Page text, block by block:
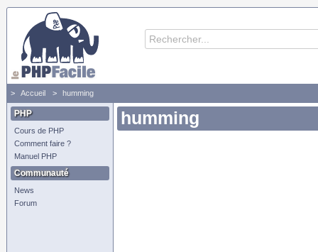
Accueil humming
PHP
Cours de PHP
Comment faire ?
Manuel PHP
Communauté
News
Forum
humming